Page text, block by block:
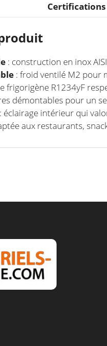
Certifications
: construction en inox
: froid ventilé M2 pour
frigorigène R1234yF
démontables pour un
: éclairage intérieur qui
aux restaurants,